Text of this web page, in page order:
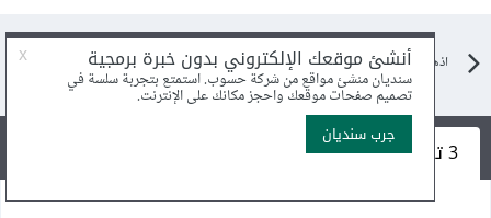
اذهب الى مقالات البرمجة
3 تعليقات